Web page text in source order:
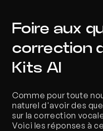
Foire aux
correction
Kits AI
Comme pour toute
naturel d'avoir des
sur la correction
Voici les réponses à